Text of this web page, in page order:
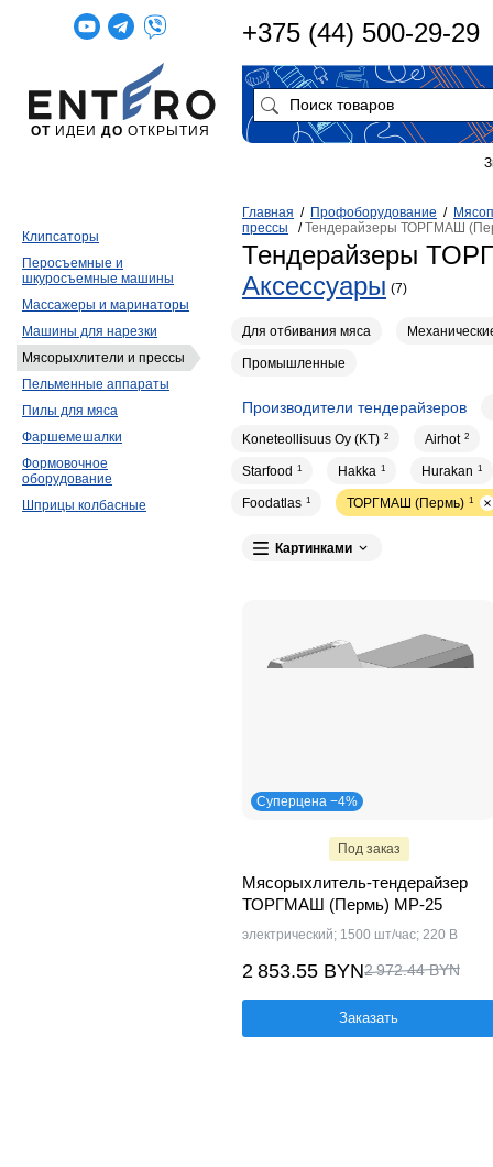
Главная / Профоборудование /
прессы /Тендерайзеры ТОРГМАШ
Тендерайзеры
Аксессуары (7)
Для отбивания мяса
Промышленные
Производители тендерайзеров
Koneteollisuus Oy (KT) 2 Airhot 2
Starfood 1 Hakka 1 Hurakan 1
Foodatlas 1 ТОРГМАШ (Пермь) 1
Картинками
Суперцена −4%
Под заказ
Мясорыхлитель-тендерайзер
ТОРГМАШ (Пермь) МР-25
электрический; 1500 шт/час; 220 В
2 853.55 BYN2 972.44 BYN
Заказать
Клипсаторы
Перосъемные и
шкуросъемные машины
Массажеры и маринаторы
Машины для нарезки
Мясорыхлители и прессы
Пельменные аппараты
Пилы для мяса
Фаршемешалки
Формовочное
оборудование
Шприцы колбасные
ОТ ИДЕИ ДО ОТКРЫТИЯ
+375 (44) 500-29-29